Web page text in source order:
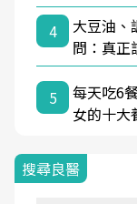
4
大豆油、
問：真正
5
每天吃6
女的十大
搜尋良醫